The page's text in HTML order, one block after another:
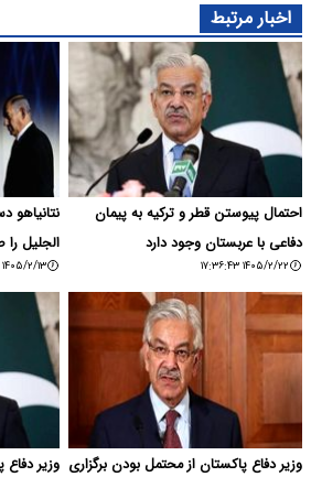
اخبار مرتبط
احتمال پیوستن قطر و ترکیه به پیمان
دفاعی با عربستان وجود دارد
۱۴۰۵/۲/۲۲ ۱۷:۳۶:۴۳
نتانیاهو
الجلیل را
۱۴۰۵/۲/۱۳ ۱۰:۴۳:۳۸
وزیر دفاع پاکستان از محتمل بودن برگزاری وزیر دفاع